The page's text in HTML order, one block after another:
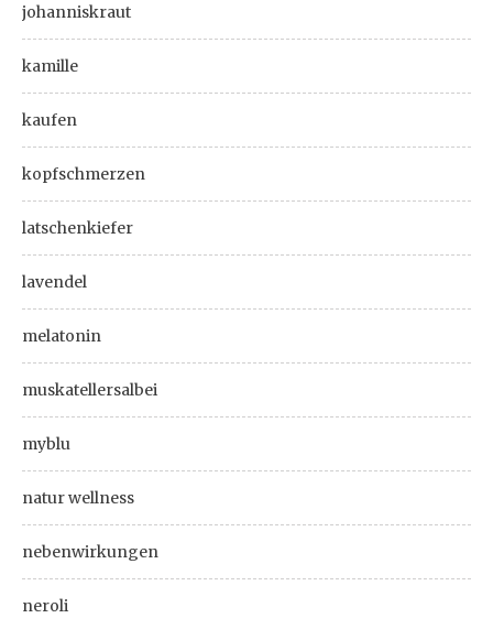
johanniskraut
kamille
kaufen
kopfschmerzen
latschenkiefer
lavendel
melatonin
muskatellersalbei
myblu
natur wellness
nebenwirkungen
neroli